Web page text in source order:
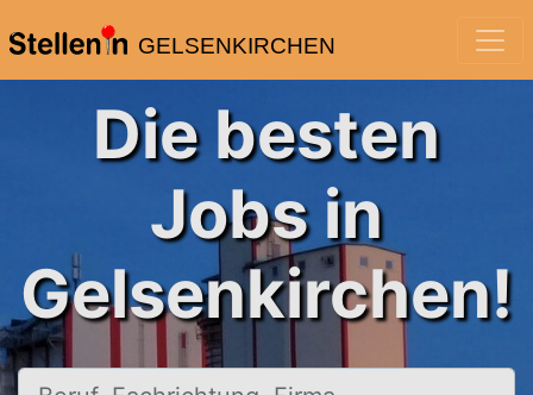
GELSENKIRCHEN
Die besten
Jobs in
Gelsenkirchen!
Beruf, Fachrichtung, Firma